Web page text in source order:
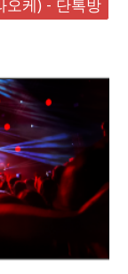
오케) - 단톡방